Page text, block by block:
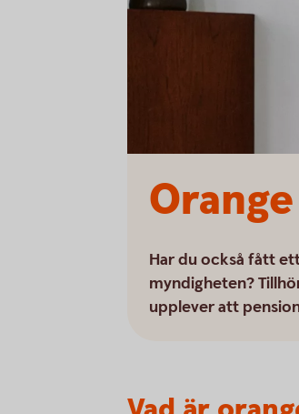
Har du också fått
myndigheten?
upplever att